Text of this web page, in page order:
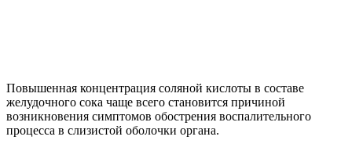
Повышенная концентрация соляной кислоты в составе
желудочного сока чаще всего становится причиной
возникновения симптомов обострения воспалительного
процесса в слизистой оболочки органа.